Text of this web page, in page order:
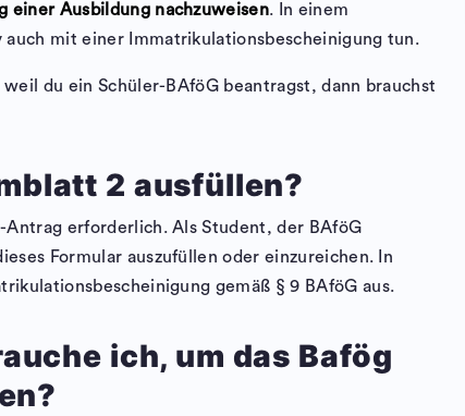
einer Ausbildung nachzuweisen. In einem
auch mit einer Immatrikulationsbescheinigung tun.
du ein Schüler-BAföG beantragst, dann brauchst
2 ausfüllen?
Antrag erforderlich. Als Student, der BAföG
Formular auszufüllen oder einzureichen. In
gemäß § 9 BAföG aus.
ich, um das Bafög